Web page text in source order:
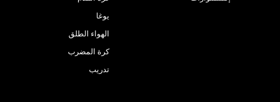
يوغا
الهواء الطلق
كرة المضرب
تدريب